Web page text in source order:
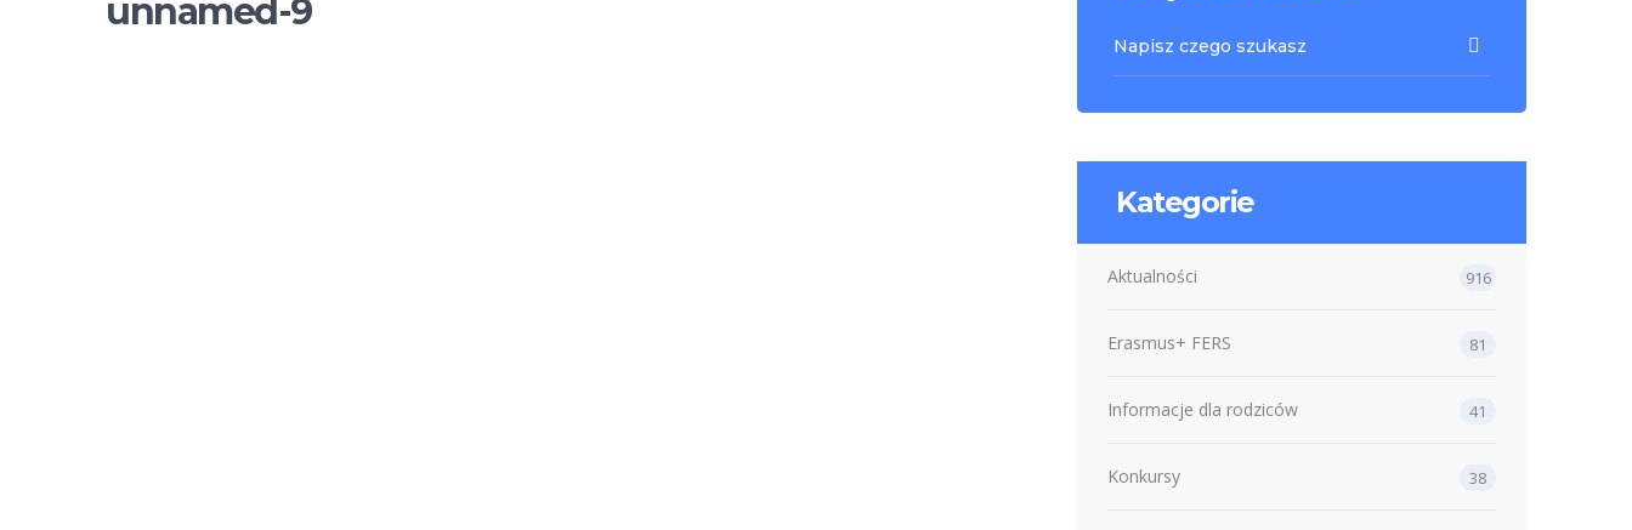
unnamed-9
Kategorie
Aktualności 916
Erasmus+ FERS 81
Informacje dla rodziców 41
Konkursy 38